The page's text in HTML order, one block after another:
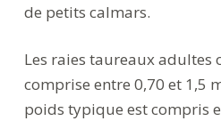
de petits calmars.
Les raies taureaux adultes
comprise entre 0,70 et 1,5
poids typique est compris